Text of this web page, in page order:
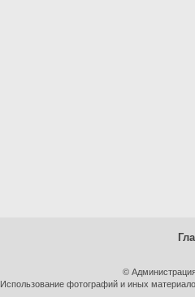
©
Использование фотографий и иных